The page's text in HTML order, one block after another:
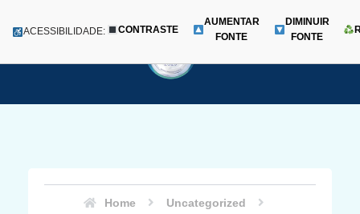
para
Menu
ACESSIBILIDADE: CONTRASTE
AUMENTAR
FONTE
DIMINUIR
FONTE
Home
Uncategorized